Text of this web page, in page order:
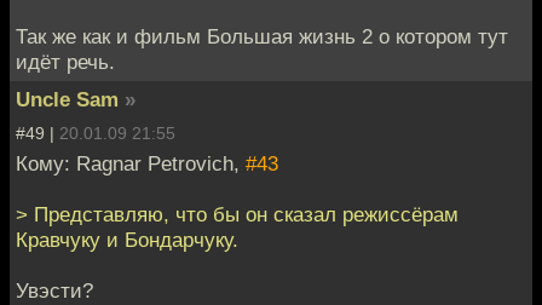
Так же как и фильм Большая жизнь 2 о котором тут
идёт речь.
Uncle Sam »
#49 | 20.01.09 21:55
Кому: Ragnar Petrovich, #43
> Представляю, что бы он сказал режиссёрам
Кравчуку и Бондарчуку.
Увэсти?